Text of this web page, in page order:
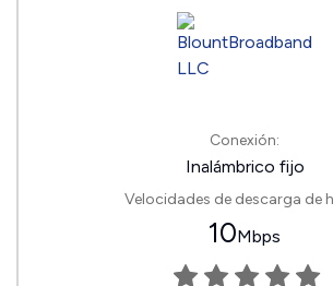
Conexión:
Inalámbrico fijo
Velocidades de descarga de
10Mbps